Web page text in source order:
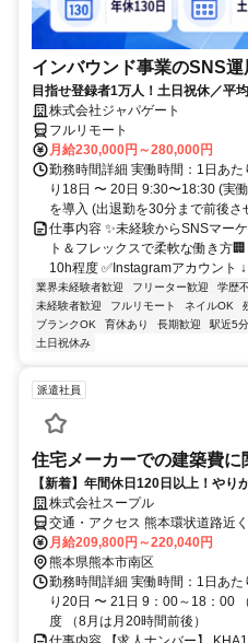
インバウンド事業のSNS運
目指せ登録者1万人！土日祝休／平
株式会社ジャパゲート
フルリモート
月給230,000円～280,000円
勤務時間詳細 実働時間：1日あ
り18日 〜 20日 9:30〜18:30 (実
を導入 (出退勤を30分まで前後さ
仕事内容 ✨未経験からSNSマー
ト＆フレックスで柔軟な働き方
10h程度 ✅Instagramアカウント
業界未経験者歓迎 フリーター歓迎 学歴
未経験者歓迎
フルリモート ネイルOK
ブランクOK
育休あり 長期歓迎 駅近5
土日祝休み
派遣社員
住宅メーカーでの建築費に
【新着】年間休日120日以上！や
株式会社スープル
交通・アクセス 熊本環状道路近
すい環境です
月給209,800円～220,040円
熊本県熊本市南区
勤務時間詳細 実働時間：1日あ
り20日 〜 21日 9：00～18：00
度 （8月は月20時間前後）